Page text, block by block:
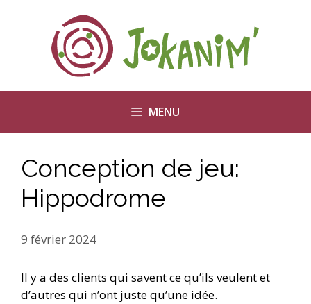
MENU
Conception de jeu:
Hippodrome
9 février 2024
Il y a des clients qui savent ce qu’ils veulent et
d’autres qui n’ont juste qu’une idée.